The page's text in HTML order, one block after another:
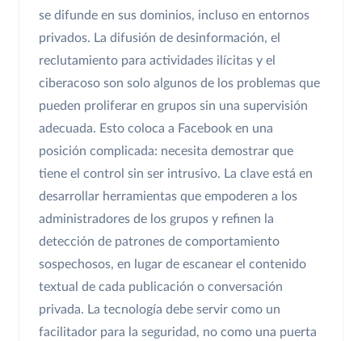
se difunde en sus dominios, incluso en entornos
privados. La difusión de desinformación, el
reclutamiento para actividades ilícitas y el
ciberacoso son solo algunos de los problemas que
pueden proliferar en grupos sin una supervisión
adecuada. Esto coloca a Facebook en una
posición complicada: necesita demostrar que
tiene el control sin ser intrusivo. La clave está en
desarrollar herramientas que empoderen a los
administradores de los grupos y refinen la
detección de patrones de comportamiento
sospechosos, en lugar de escanear el contenido
textual de cada publicación o conversación
privada. La tecnología debe servir como un
facilitador para la seguridad, no como una puerta